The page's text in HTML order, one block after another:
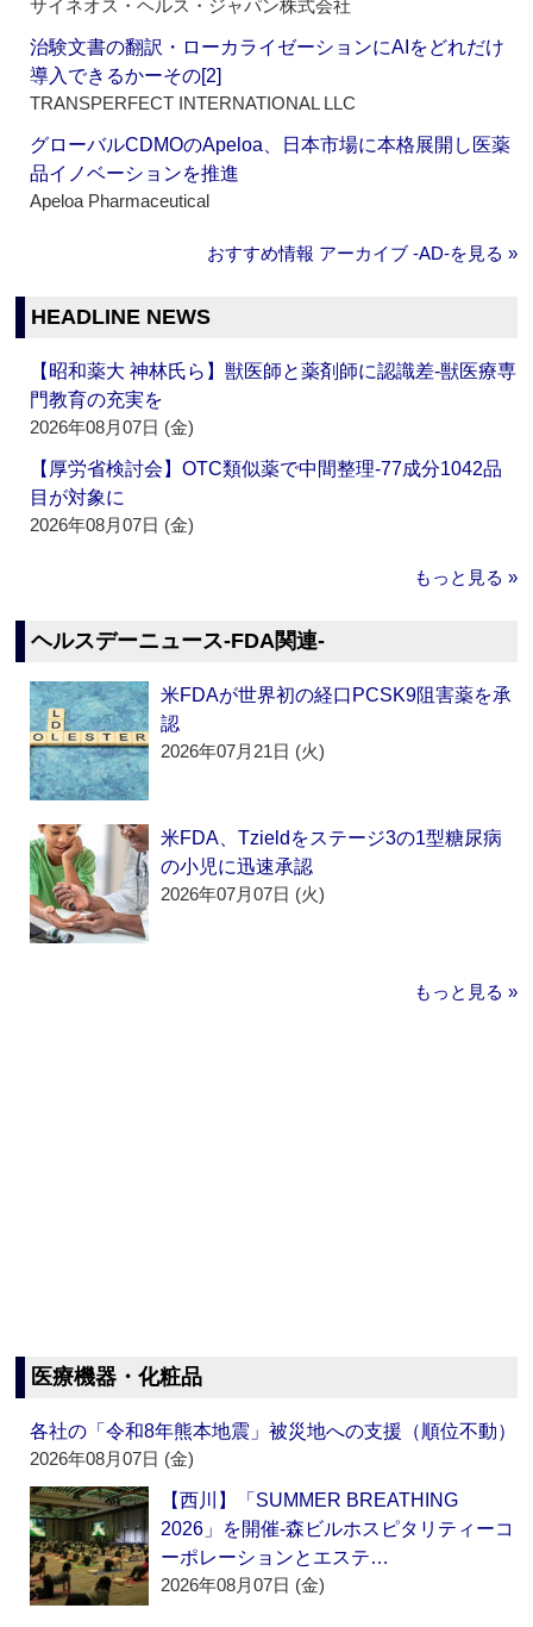
サイネオス・ヘルス・ジャパン株式会社
治験文書の翻訳・ローカライゼーションにAIをどれだけ
導入できるかーその[2]
TRANSPERFECT INTERNATIONAL LLC
グローバルCDMOのApeloa、日本市場に本格展開し医薬
品イノベーションを推進
Apeloa Pharmaceutical
おすすめ情報 アーカイブ ‐AD‐を見る »
HEADLINE NEWS
【昭和薬大 神林氏ら】獣医師と薬剤師に認識差‐獣医療専
門教育の充実を
2026年08月07日 (金)
【厚労省検討会】OTC類似薬で中間整理‐77成分1042品
目が対象に
2026年08月07日 (金)
もっと見る »
ヘルスデーニュース‐FDA関連‐
米FDAが世界初の経口PCSK9阻害薬を承
認
2026年07月21日 (火)
米FDA、Tzieldをステージ3の1型糖尿病
の小児に迅速承認
2026年07月07日 (火)
もっと見る »
医療機器・化粧品
各社の「令和8年熊本地震」被災地への支援（順位不動）
2026年08月07日 (金)
【西川】「SUMMER BREATHING
2026」を開催‐森ビルホスピタリティーコ
ーポレーションとエステ…
2026年08月07日 (金)